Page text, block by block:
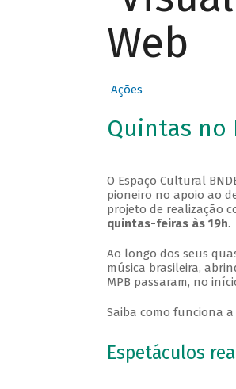
Web
Ações
Quintas no
O Espaço Cultural
pioneiro no apoio ao
projeto de realização
quintas-feiras às 19h.
Ao longo dos seus
música brasileira,
MPB passaram, no
Saiba como funciona a
Espetáculos